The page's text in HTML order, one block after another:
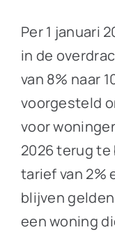
Per 1 januari
in de
van 8% naar
voorgesteld
voor
2026 terug te
tarief van 2%
blijven
een woning